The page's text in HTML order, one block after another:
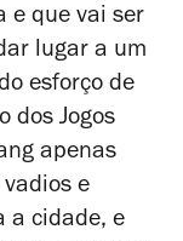
e que vai ser
lugar a um
esforço de
dos Jogos
apenas
e
a cidade, e